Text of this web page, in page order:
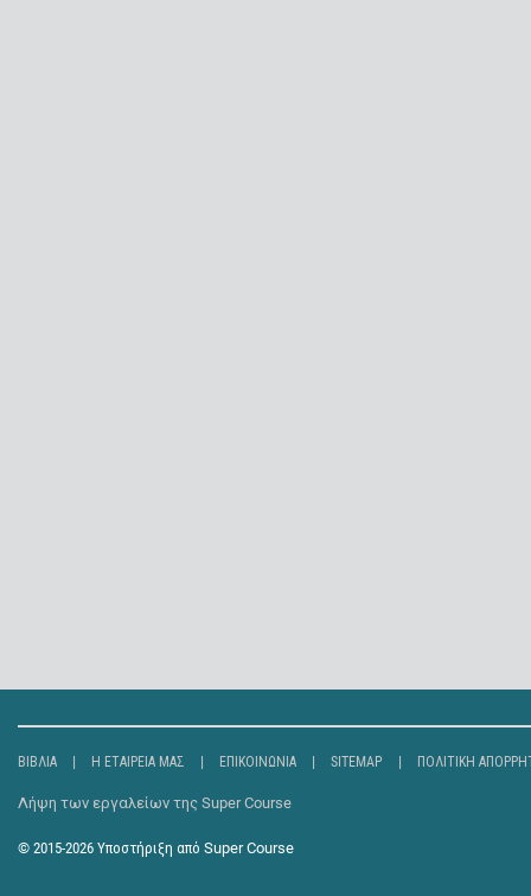
ΒΙΒΛΊΑ Η ΕΤΑΙΡΕΊΑ ΜΑΣ ΕΠΙΚΟΙΝΩΝΊΑ SITEMAP ΠΟΛΙΤΙΚΉ
Λήψη των εργαλείων της Super Course
© 2015-2026 Υποστήριξη από Super Course